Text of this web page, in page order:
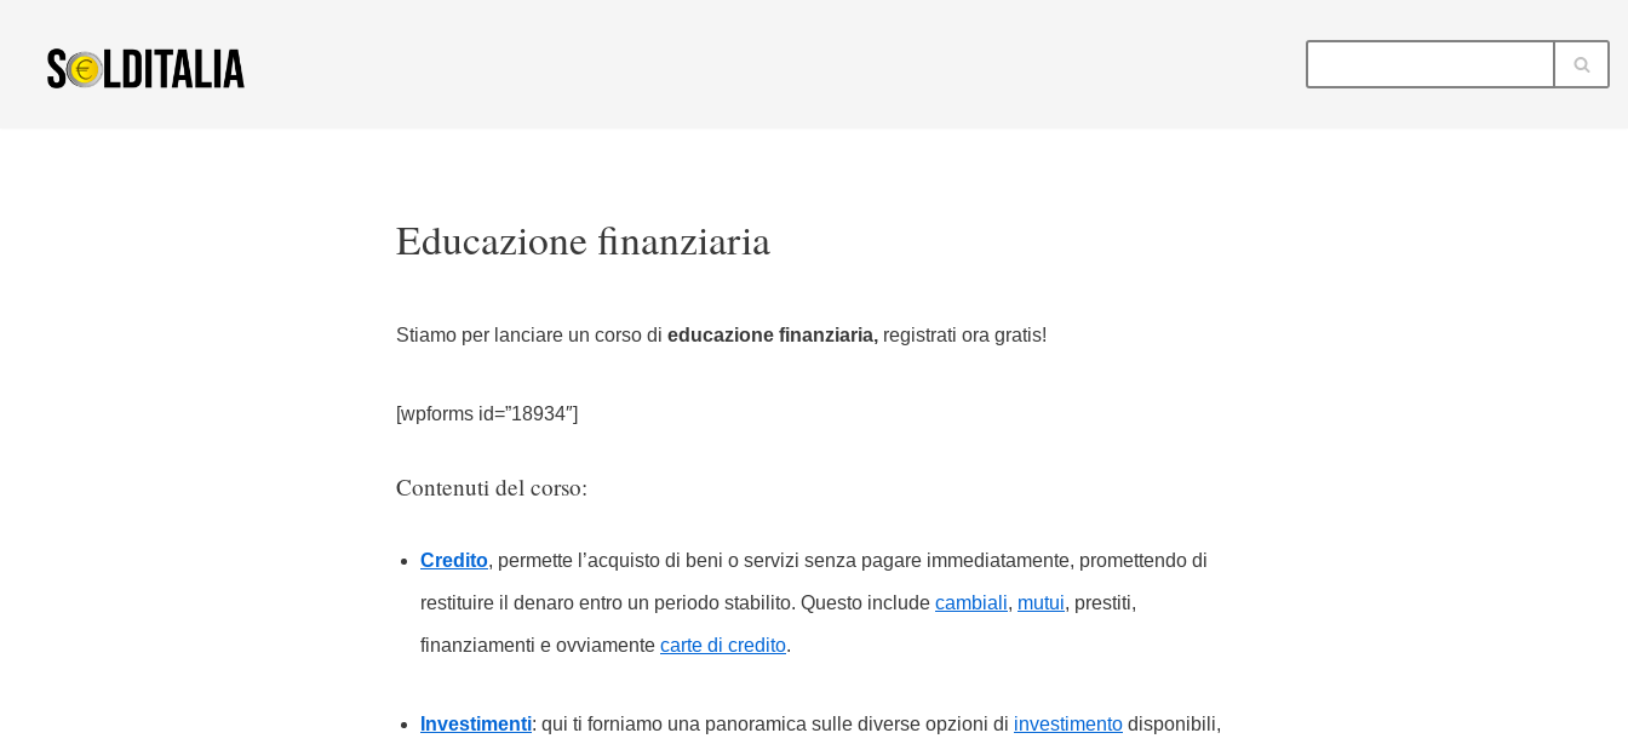
Educazione finanziaria
Stiamo per lanciare un corso di educazione finanziaria, registrati ora gratis!
[wpforms id=”18934″]
Contenuti del corso:
Credito, permette l’acquisto di beni o servizi senza pagare immediatamente, promettendo di
restituire il denaro entro un periodo stabilito. Questo include cambiali, mutui, prestiti,
finanziamenti e ovviamente carte di credito.
Investimenti: qui ti forniamo una panoramica sulle diverse opzioni di investimento disponibili,